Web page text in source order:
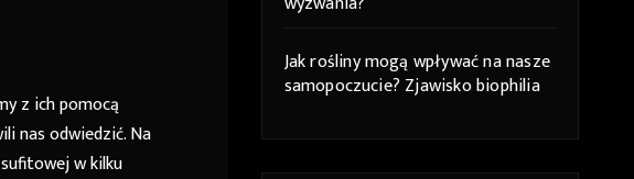
z ich pomocą
nas odwiedzić. Na
w kilku
Jak rośliny mogą wpływać na nasze
samopoczucie? Zjawisko biophilia